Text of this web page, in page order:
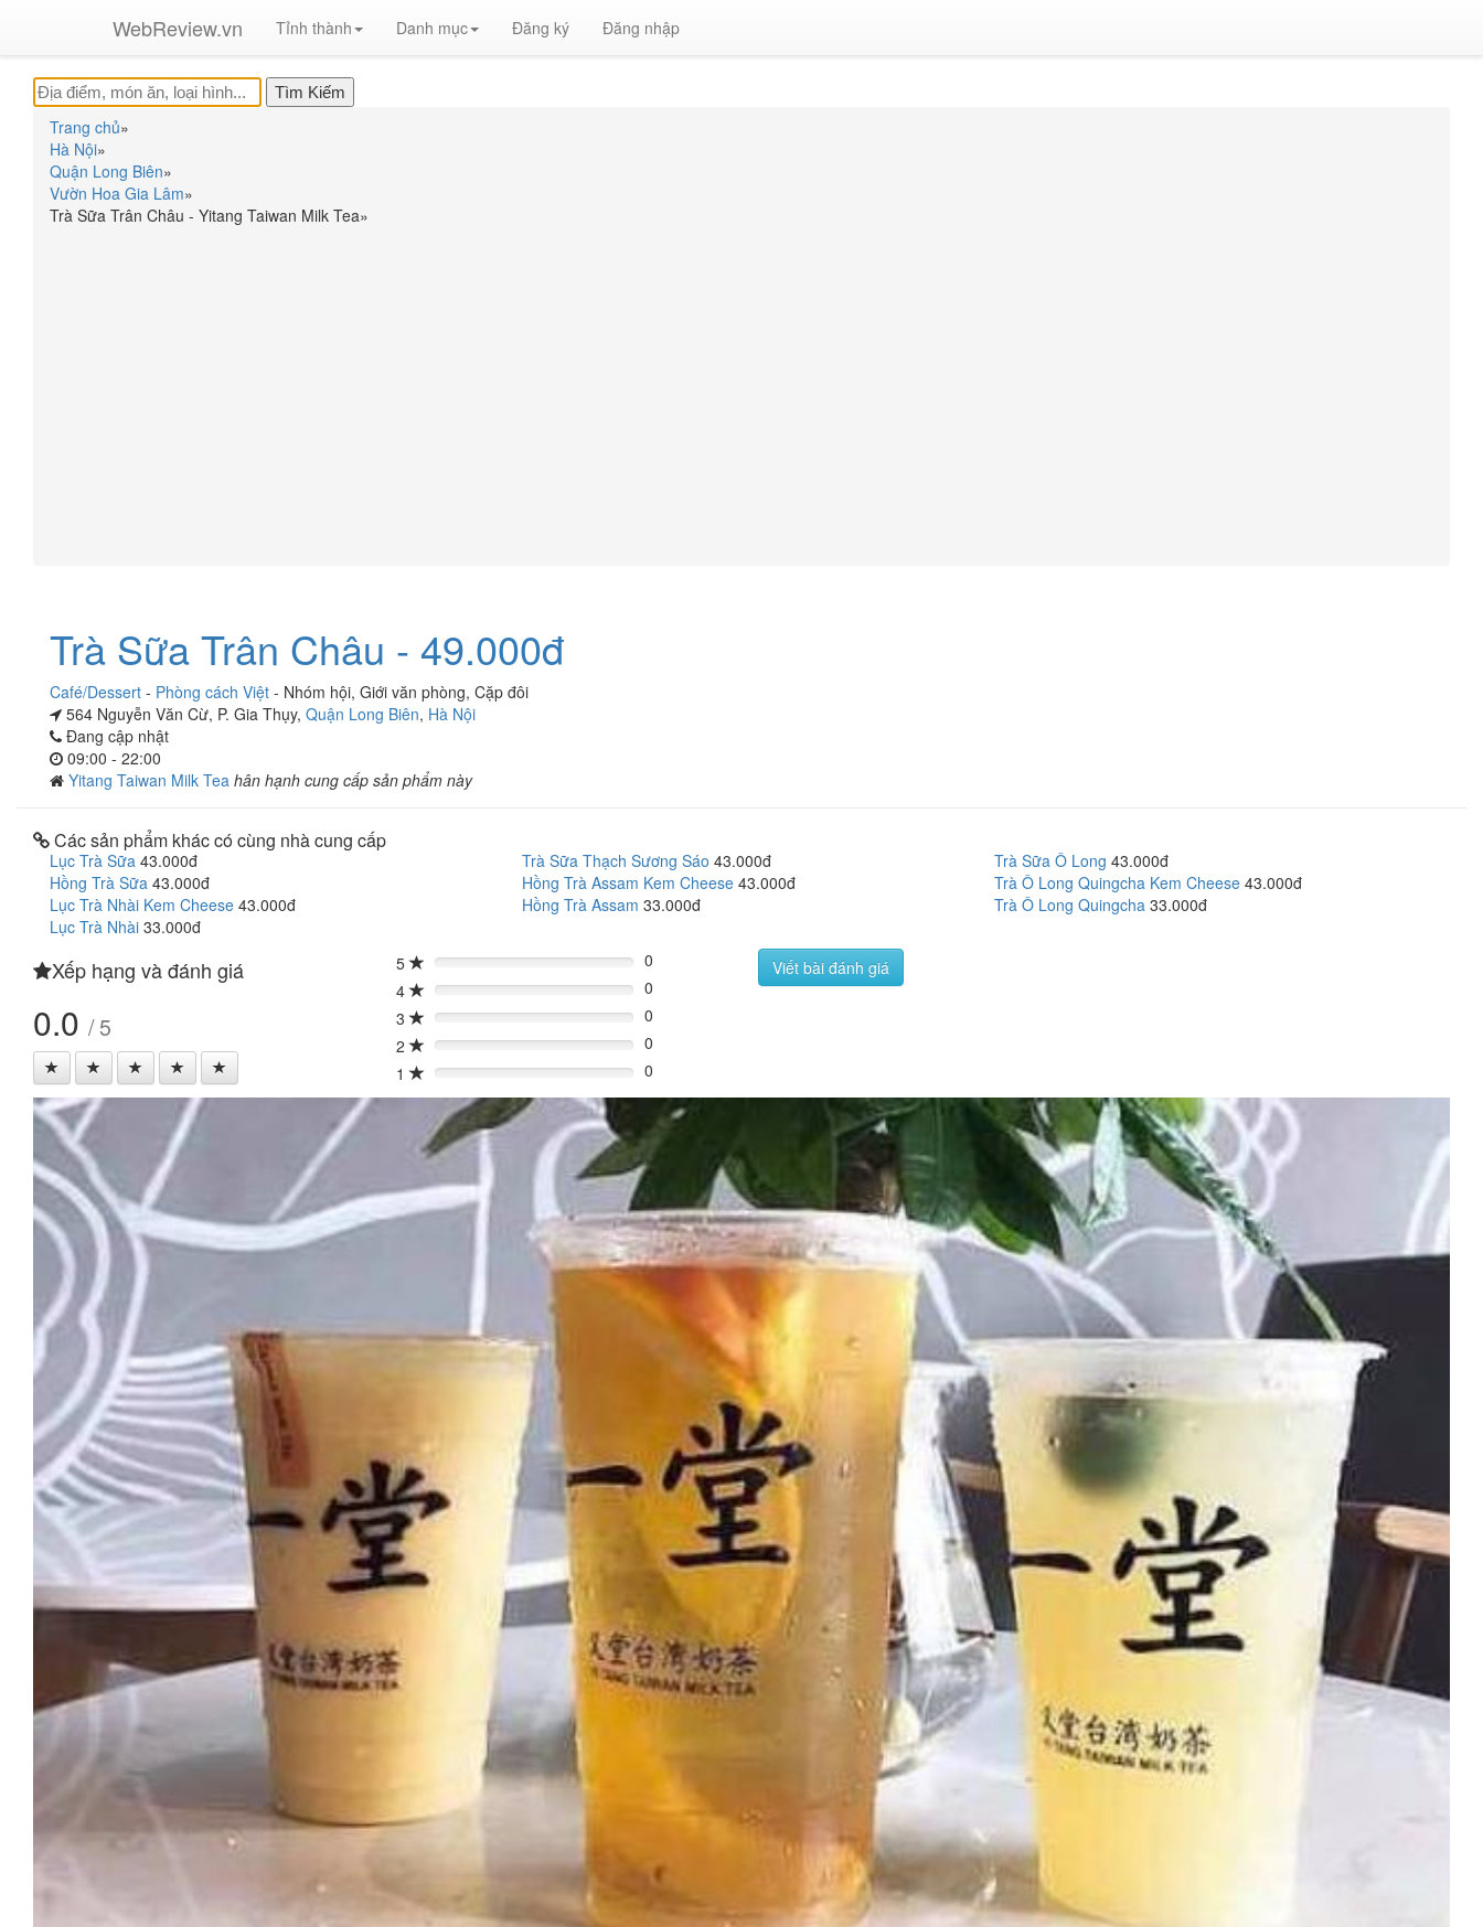
WebReview.vn Tỉnh thành Danh mục Đăng ký Đăng nhập
Trang chủ»
Hà Nội»
Quận Long Biên»
Vườn Hoa Gia Lâm»
Trà Sữa Trân Châu - Yitang Taiwan Milk Tea»
Trà Sữa Trân Châu - 49.000đ
Café/Dessert - Phòng cách Việt - Nhóm hội, Giới văn phòng, Cặp đôi
564 Nguyễn Văn Cừ, P. Gia Thụy, Quận Long Biên, Hà Nội
Đang cập nhật
09:00 - 22:00
Yitang Taiwan Milk Tea hân hạnh cung cấp sản phẩm này
Các sản phẩm khác có cùng nhà cung cấp
Lục Trà Sữa 43.000đ Trà Sữa Thạch Sương Sáo 43.000đ Trà Sữa Ô Long 43.000đ
Hồng Trà Sữa 43.000đ Hồng Trà Assam Kem Cheese 43.000đ Trà Ô Long Quingcha Kem Cheese 43.000đ
Lục Trà Nhài Kem Cheese 43.000đ Hồng Trà Assam 33.000đ Trà Ô Long Quingcha 33.000đ
Lục Trà Nhài 33.000đ
Xếp hạng và đánh giá
0.0 / 5
5 0%
0
4
0%
0
3
0%
0
2
0%
0
1
0% 0
Viết bài đánh giá